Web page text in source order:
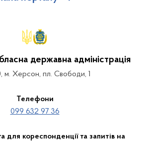
державна адміністрація
м. Херсон, пл. Свободи, 1
Телефони
099 632 97 36
для кореспонденції та запитів на